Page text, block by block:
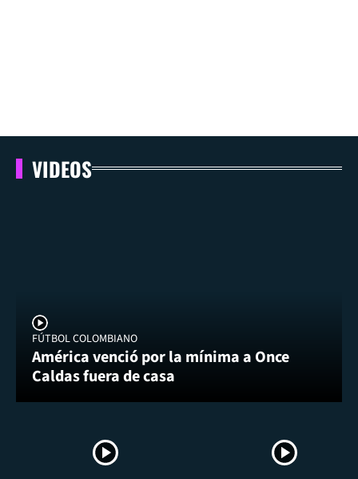
VIDEOS
FÚTBOL COLOMBIANO
América venció por la mínima a Once
Caldas fuera de casa